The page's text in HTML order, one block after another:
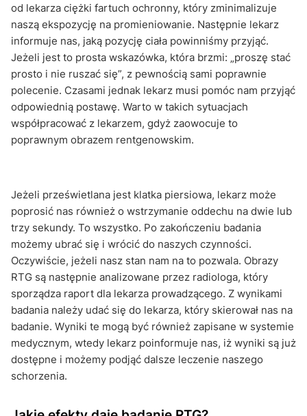
od lekarza ciężki fartuch ochronny, który zminimalizuje
naszą ekspozycję na promieniowanie. Następnie lekarz
informuje nas, jaką pozycję ciała powinniśmy przyjąć.
Jeżeli jest to prosta wskazówka, która brzmi: „proszę stać
prosto i nie ruszać się”, z pewnością sami poprawnie
polecenie. Czasami jednak lekarz musi pomóc nam przyjąć
odpowiednią postawę. Warto w takich sytuacjach
współpracować z lekarzem, gdyż zaowocuje to
poprawnym obrazem rentgenowskim.
Jeżeli prześwietlana jest klatka piersiowa, lekarz może
poprosić nas również o wstrzymanie oddechu na dwie lub
trzy sekundy. To wszystko. Po zakończeniu badania
możemy ubrać się i wrócić do naszych czynności.
Oczywiście, jeżeli nasz stan nam na to pozwala. Obrazy
RTG są następnie analizowane przez radiologa, który
sporządza raport dla lekarza prowadzącego. Z wynikami
badania należy udać się do lekarza, który skierował nas na
badanie. Wyniki te mogą być również zapisane w systemie
medycznym, wtedy lekarz poinformuje nas, iż wyniki są już
dostępne i możemy podjąć dalsze leczenie naszego
schorzenia.